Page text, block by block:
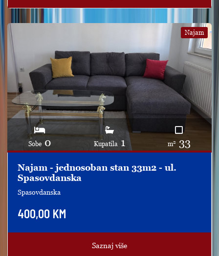
Sobe 0 Kupatila 1 m2 33
Najam
Najam - jednosoban stan 33m2 - ul.
Spasovdanska
Spasovdanska
400,00 KM
Saznaj više